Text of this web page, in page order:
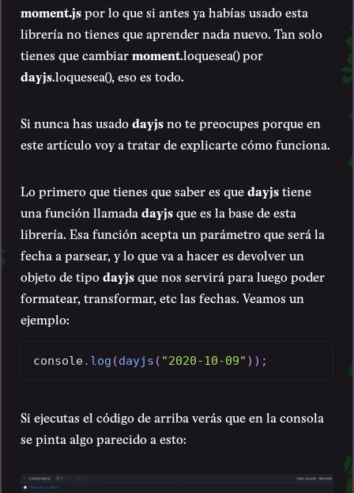
moment.jspor lo que si antes ya habías usado esta
librería no tienes que aprender nada nuevo. Tan solo
tienes que cambiarmoment.loquesea() por
dayjs.loquesea(), eso es todo.
Si nunca has usadodayjsno te preocupes porque en
este artículo voy a tratar de explicarte cómo funciona.
Lo primero que tienes que saber es quedayjstiene
una función llamada dayjsque es la base de esta
librería. Esa función acepta un parámetro que será la
fecha a parsear, y lo que va a hacer es devolver un
objeto de tipodayjsque nos servirá para luego poder
formatear, transformar, etc las fechas. Veamos un
ejemplo:
console. log (dayjs ( "2020-10-09" ) ) ;
Si ejecutas el código de arriba verás que en la consola
se pinta algo parecido a esto: